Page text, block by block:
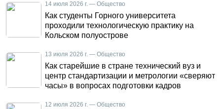
14 июля 2026 г. — Общество
Как студенты Горного университета
проходили технологическую практику на
Кольском полуострове
13 июля 2026 г. — Общество
Как старейшие в стране технический вуз и
центр стандартизации и метрологии «сверяют
часы» в вопросах подготовки кадров
12 июля 2026 г. — Общество